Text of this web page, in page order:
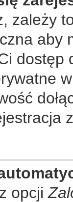
zależy
aby
opcji